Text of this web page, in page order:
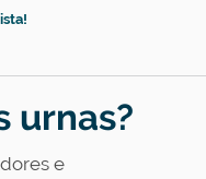
urnas?
e